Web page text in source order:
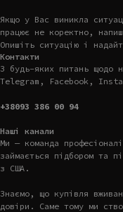
Якщо у Вас виникла
працює не коректно,
Опишіть ситуацію і
Контакти
З будь-яких питань щодо
Telegram, Facebook,
+38093 386 00 94
Наші канали
Ми — команда
займається підбором та
з США.
Знаємо, що купівля
довіри. Саме тому ми